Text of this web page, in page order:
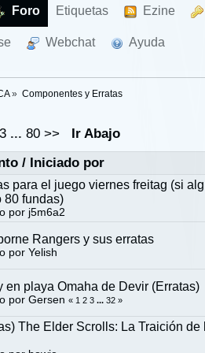
Foro Etiquetas Ezine
Webchat Ayuda
» Componentes y Erratas
3 ...80 >>
Ir Abajo
/ Iniciado por
para el juego viernes freitag (si
80 fundas)
por j5m6a2
Rangers y sus erratas
por Yelish
en playa Omaha de Devir (Erratas)
por Gersen « 1 2 3 ... 32 »
The Elder Scrolls: La Traición de